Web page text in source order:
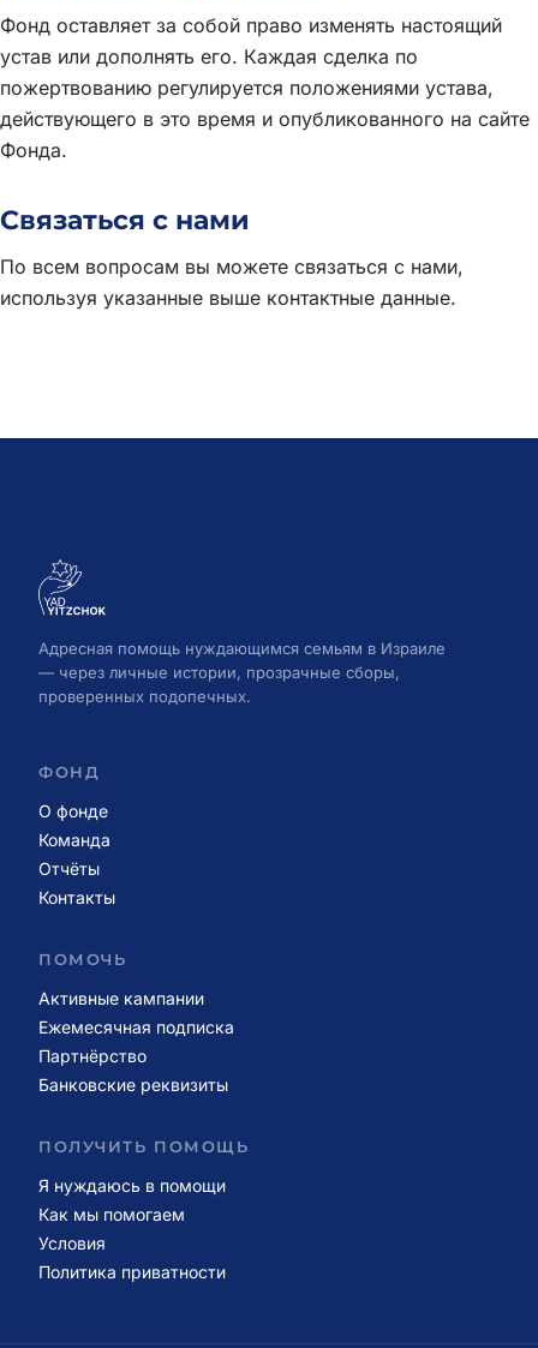
Фонд оставляет за собой право изменять настоящий
устав или дополнять его. Каждая сделка по
пожертвованию регулируется положениями устава,
действующего в это время и опубликованного на сайте
Фонда.
Связаться с нами
По всем вопросам вы можете связаться с нами,
используя указанные выше контактные данные.
Адресная помощь нуждающимся семьям в Израиле
— через личные истории, прозрачные сборы,
проверенных подопечных.
ФОНД
О фонде
Команда
Отчёты
Контакты
ПОМОЧЬ
Активные кампании
Ежемесячная подписка
Партнёрство
Банковские реквизиты
ПОЛУЧИТЬ ПОМОЩЬ
Я нуждаюсь в помощи
Как мы помогаем
Условия
Политика приватности